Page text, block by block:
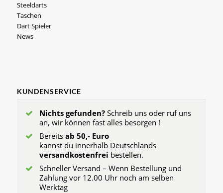
Steeldarts
Taschen
Dart Spieler
News
KUNDENSERVICE
Nichts gefunden?Schreib uns oder ruf uns
an, wir können fast alles besorgen !
Bereits ab 50,- Euro
kannst du innerhalb Deutschlands
versandkostenfrei bestellen.
Schneller Versand – Wenn Bestellung und
Zahlung vor 12.00 Uhr noch am selben
Werktag